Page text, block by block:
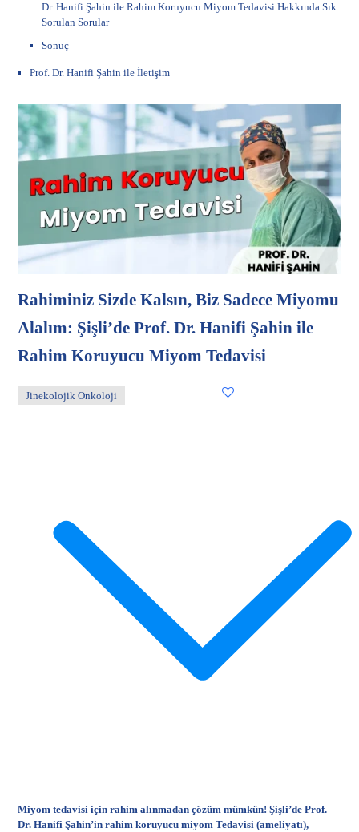
Dr. Hanifi Şahin ile Rahim Koruyucu Miyom Tedavisi Hakkında Sık
Sorulan Sorular
Sonuç
Prof. Dr. Hanifi Şahin ile İletişim
Rahiminiz Sizde Kalsın, Biz Sadece Miyomu
Alalım: Şişli’de Prof. Dr. Hanifi Şahin ile
Rahim Koruyucu Miyom Tedavisi
Jinekolojik Onkoloji
Miyom tedavisi için rahim alınmadan çözüm mümkün! Şişli’de Prof.
Dr. Hanifi Şahin’in rahim koruyucu miyom Tedavisi (ameliyatı),